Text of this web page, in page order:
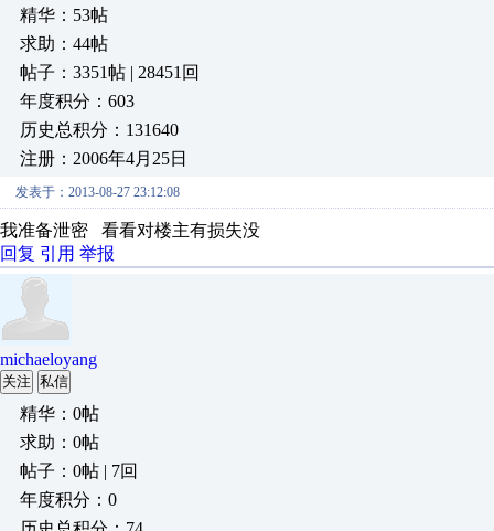
精华：53帖
求助：44帖
帖子：3351帖 | 28451回
年度积分：603
历史总积分：131640
注册：2006年4月25日
发表于：2013-08-27 23:12:08
我准备泄密 看看对楼主有损失没
回复 引用 举报
michaeloyang
关注 私信
精华：0帖
求助：0帖
帖子：0帖 | 7回
年度积分：0